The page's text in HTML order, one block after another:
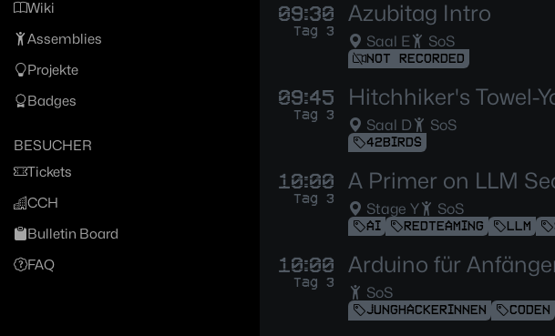
Wiki
Assemblies
Projekte
Badges
BESUCHER
Tickets
CCH
Bulletin Board
FAQ
09:30
Tag 3
Azubitag Intro
Saal E SoS
NOT RECORDED
09:45
Tag 3
Hitchhiker's Towel-
Saal D SoS
42BIRDS
10:00
Tag 3
A Primer on LLM
Stage Y SoS
AI REDTEAMING LLM
10:00
Tag 3
Arduino für
SoS
JUNGHACKERINNEN CODEN